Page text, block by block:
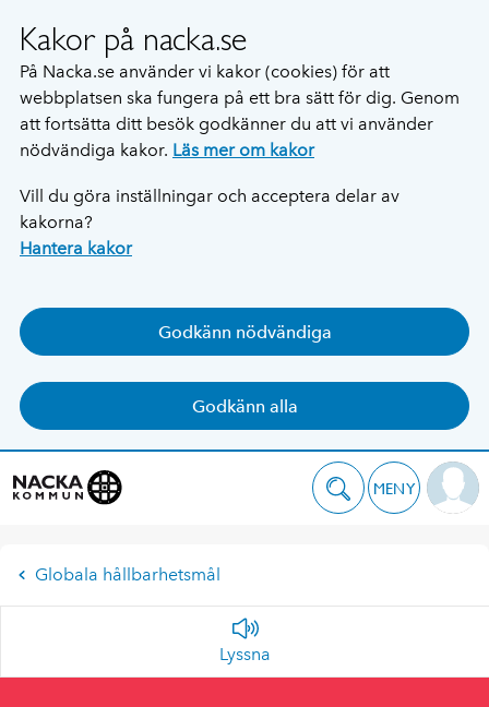
Kakor på nacka.se
På Nacka.se använder vi kakor (cookies) för att
webbplatsen ska fungera på ett bra sätt för dig. Genom
att fortsätta ditt besök godkänner du att vi använder
nödvändiga kakor. Läs mer om kakor
Vill du göra inställningar och acceptera delar av
kakorna?
Hantera kakor
Godkänn nödvändiga
Godkänn alla
MENY
Globala hållbarhetsmål
Lyssna